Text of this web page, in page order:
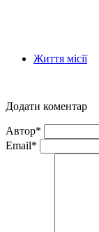
Життя місії
Додати коментар
Автор*
Email*